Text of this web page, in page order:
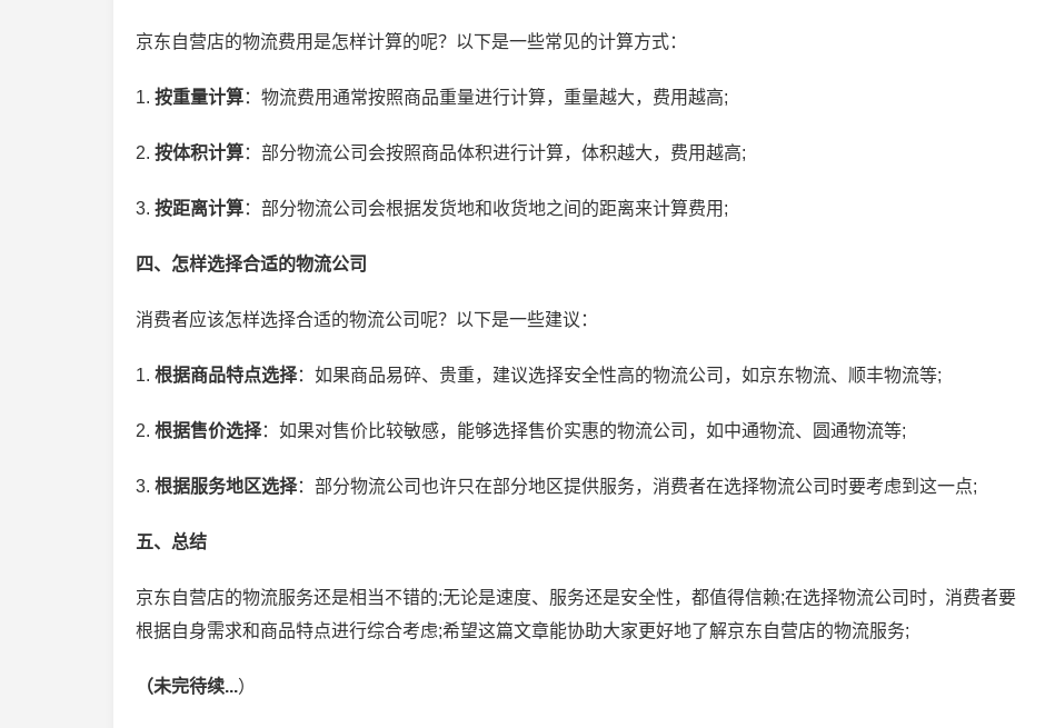
京东自营店的物流费用是怎样计算的呢？以下是一些常见的计算方式：
1. 按重量计算：物流费用通常按照商品重量进行计算，重量越大，费用越高;
2. 按体积计算：部分物流公司会按照商品体积进行计算，体积越大，费用越高;
3. 按距离计算：部分物流公司会根据发货地和收货地之间的距离来计算费用;
四、怎样选择合适的物流公司
消费者应该怎样选择合适的物流公司呢？以下是一些建议：
1. 根据商品特点选择：如果商品易碎、贵重，建议选择安全性高的物流公司，如京东物流、顺丰物流等;
2. 根据售价选择：如果对售价比较敏感，能够选择售价实惠的物流公司，如中通物流、圆通物流等;
3. 根据服务地区选择：部分物流公司也许只在部分地区提供服务，消费者在选择物流公司时要考虑到这一点;
五、总结
京东自营店的物流服务还是相当不错的;无论是速度、服务还是安全性，都值得信赖;在选择物流公司时，消费者要
根据自身需求和商品特点进行综合考虑;希望这篇文章能协助大家更好地了解京东自营店的物流服务;
（未完待续...）
续费上限还能够继续
京东官方客服招聘入口在哪
京东1号会员店是正品么？一号